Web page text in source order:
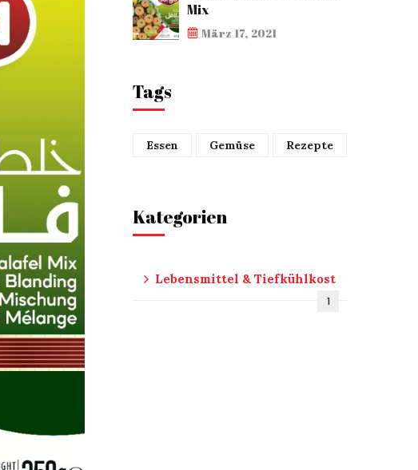
Mix
März 17, 2021
Tags
Essen Gemüse Rezepte
Kategorien
Lebensmittel & Tiefkühlkost
1